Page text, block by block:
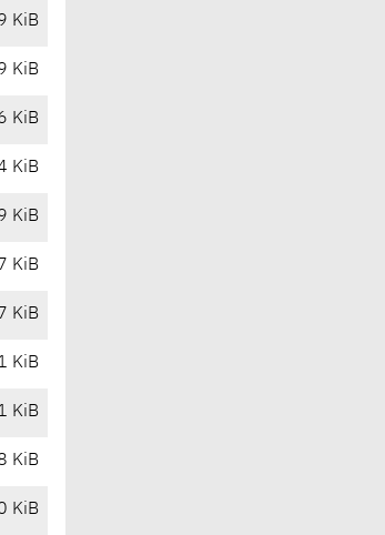
KiB
KiB
KiB
KiB
KiB
KiB
KiB
KiB
KiB
KiB
KiB